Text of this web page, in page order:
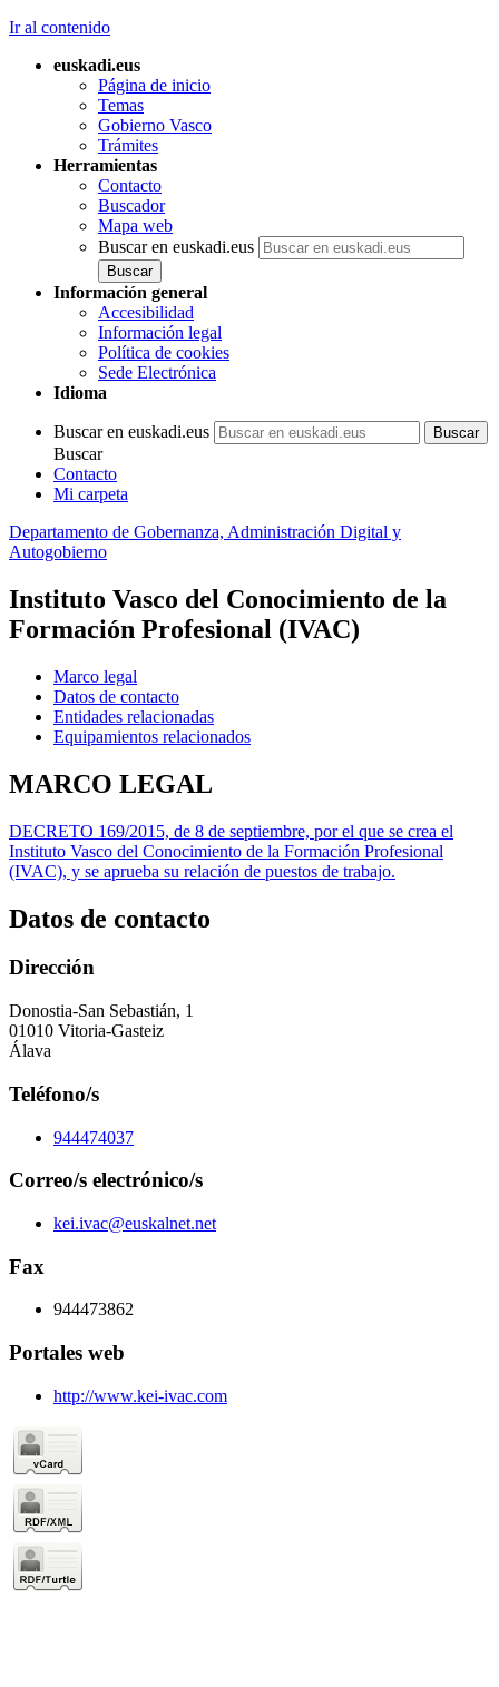
Ir al contenido
euskadi.eus
Página de inicio
Temas
Gobierno Vasco
Trámites
Herramientas
Contacto
Buscador
Mapa web
Buscar en euskadi.eus
Información general
Accesibilidad
Información legal
Política de cookies
Sede Electrónica
Idioma
Buscar en euskadi.eus
Buscar
Contacto
Mi carpeta
Departamento de Gobernanza, Administración Digital y
Autogobierno
Instituto Vasco del Conocimiento de la
Formación Profesional (IVAC)
Marco legal
Datos de contacto
Entidades relacionadas
Equipamientos relacionados
MARCO LEGAL
DECRETO 169/2015, de 8 de septiembre, por el que se crea el
Instituto Vasco del Conocimiento de la Formación Profesional
(IVAC), y se aprueba su relación de puestos de trabajo.
Datos de contacto
Dirección
Donostia-San Sebastián, 1
01010 Vitoria-Gasteiz
Álava
Teléfono/s
944474037
Correo/s electrónico/s
kei.ivac@euskalnet.net
Fax
944473862
Portales web
http://www.kei-ivac.com